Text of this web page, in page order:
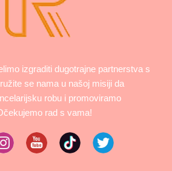
izgraditi dugotrajne partnerstva s
se nama u našoj misiji da
robu i promoviramo
rad s vama!